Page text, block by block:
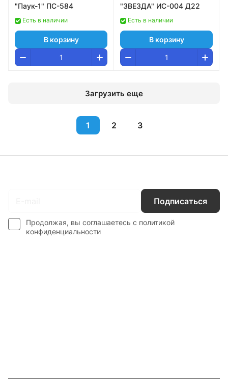
"Паук-1" ПС-584
Есть в наличии
В корзину
"ЗВЕЗДА" ИС-004 Д22
Есть в наличии
В корзину
Загрузить еще
1 2 3
Подписаться
Продолжая, вы соглашаетесь с политикой
конфиденциальности